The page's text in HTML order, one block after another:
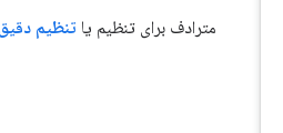
مترادف برای تنظیم یا تنظیم دقیق.